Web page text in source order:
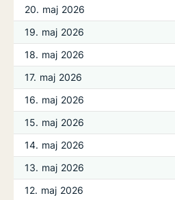
20. maj 2026
19. maj 2026
18. maj 2026
17. maj 2026
16. maj 2026
15. maj 2026
14. maj 2026
13. maj 2026
12. maj 2026